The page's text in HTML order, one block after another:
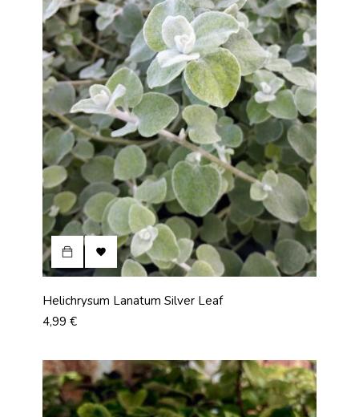

Helichrysum Lanatum Silver Leaf
Prix
4,99 €